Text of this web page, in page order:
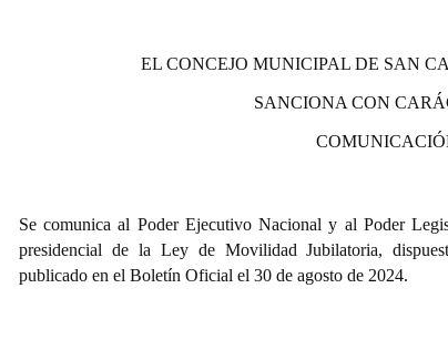
EL CONCEJO MUNICIPAL DE SAN
SANCIONA CON
Se comunica al Poder Ejecutivo Nacional y al Poder
presidencial de la Ley de Movilidad Jubilatoria,
publicado en el Boletín Oficial el 30 de agosto de 2024.